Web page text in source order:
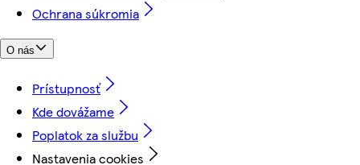
Ochrana súkromia
O nás
Prístupnosť
Kde dovážame
Poplatok za službu
Nastavenia cookies